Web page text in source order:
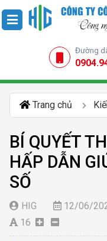
Đường
Trang chủ
BÍ QUYẾT
HẤP DẪN
SỐ
HIG 12/06/
16